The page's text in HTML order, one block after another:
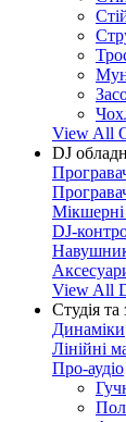
View All
DJ
Мікшерні
DJ-
View All
Студія та
Динаміки
Лінійні
Про-аудіо